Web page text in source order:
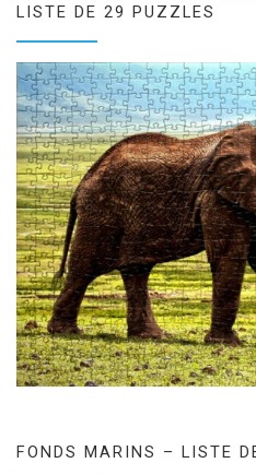
LISTE DE 29 PUZZLES
FONDS MARINS – LISTE